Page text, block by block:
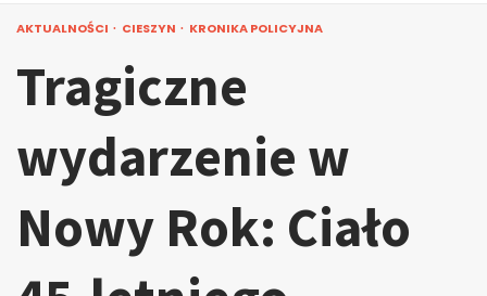
AKTUALNOŚCI CIESZYN KRONIKA POLICYJNA
Tragiczne
wydarzenie w
Nowy Rok: Ciało